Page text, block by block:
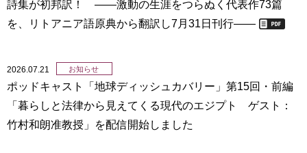
詩集が初邦訳！ ――激動の生涯をつらぬく代表作73篇
を、リトアニア語原典から翻訳し7月31日刊行――
2026.07.21 お知らせ
ポッドキャスト「地球ディッシュカバリー」第15回・前編
「暮らしと法律から見えてくる現代のエジプト ゲスト：
竹村和朗准教授」を配信開始しました